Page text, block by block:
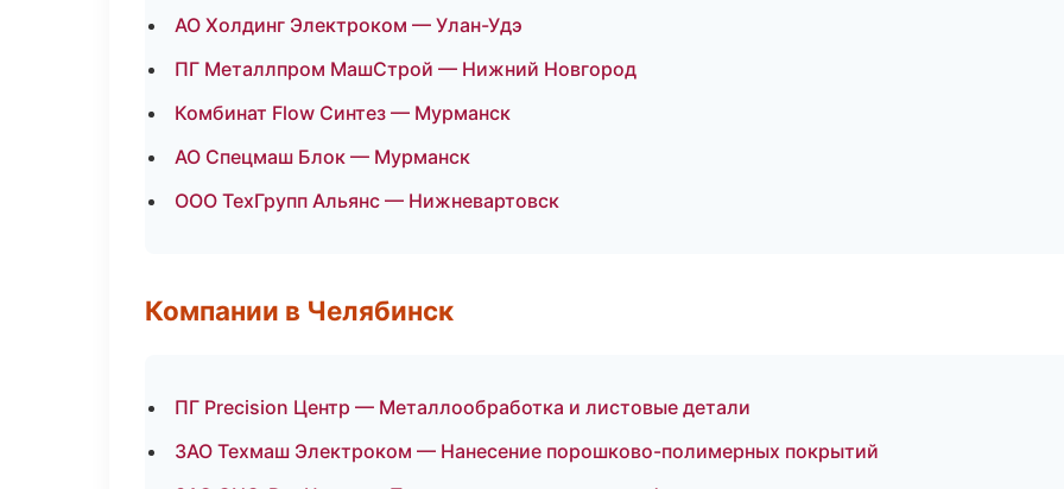
АО Холдинг Электроком — Улан-Удэ
ПГ Металлпром МашСтрой — Нижний Новгород
Комбинат Flow Синтез — Мурманск
АО Спецмаш Блок — Мурманск
ООО ТехГрупп Альянс — Нижневартовск
Компании в Челябинск
ПГ Precision Центр — Металлообработка и листовые детали
ЗАО Техмаш Электроком — Нанесение порошково-полимерных покрытий